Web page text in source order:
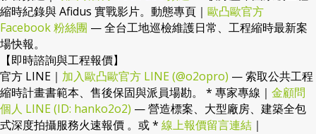
縮時紀錄與 Afidus 實戰影片。動態專頁｜ 歐凸歐官方
Facebook 粉絲團 — 全台工地巡檢維護日常、工程縮時最新案
場快報。
【即時諮詢與工程報價】
官方 LINE｜ 加入歐凸歐官方 LINE (@o2opro) — 索取公共工程
縮時計畫書範本、售後保固與派員場勘。 * 專家專線｜ 金顧問
個人 LINE (ID: hanko2o2) — 營造標案、大型廠房、建築全包
式深度拍攝服務火速報價 。或 * 線上報價留言連結 ｜